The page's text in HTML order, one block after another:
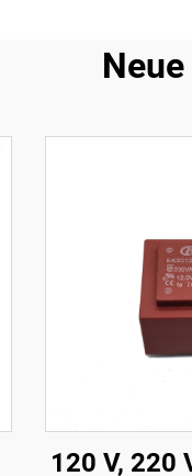
120 V, 220